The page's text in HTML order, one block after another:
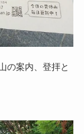
の案内、登拝と